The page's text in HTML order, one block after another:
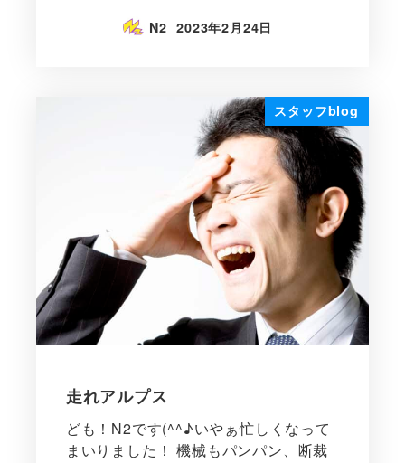
N2 2023年2月24日
スタッフblog
走れアルプス
ども！N2です(^^♪いやぁ忙しくなって
まいりました！ 機械もパンパン、断裁